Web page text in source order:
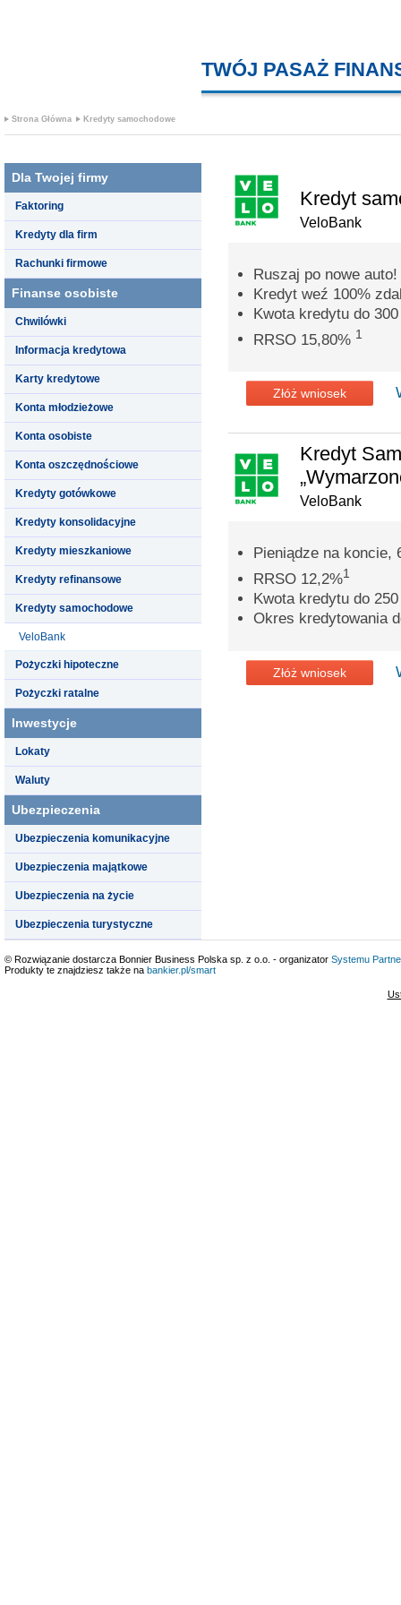
TWÓJ PASAŻ
Strona Główna Kredyty samochodowe
Dla Twojej firmy
Faktoring
Kredyty dla firm
Rachunki firmowe
Finanse osobiste
Chwilówki
Informacja kredytowa
Karty kredytowe
Konta młodzieżowe
Konta osobiste
Konta oszczędnościowe
Kredyty gotówkowe
Kredyty konsolidacyjne
Kredyty mieszkaniowe
Kredyty refinansowe
Kredyty samochodowe
VeloBank
Pożyczki hipoteczne
Pożyczki ratalne
Inwestycje
Lokaty
Waluty
Ubezpieczenia
Ubezpieczenia komunikacyjne
Ubezpieczenia majątkowe
Ubezpieczenia na życie
Ubezpieczenia turystyczne
Kredyt
VeloBank
Ruszaj po nowe auto!
Kredyt weź 100%
Kwota kredytu do 300
RRSO 15,80% 1
Złóż wniosek
Kredyt
VeloBank
Pieniądze na koncie,
RRSO 12,2%1
Kwota kredytu do 250
Okres kredytowania
Złóż wniosek
© Rozwiązanie dostarcza Bonnier Business Polska sp. z o.o. - organizator Systemu
Produkty te znajdziesz także na bankier.pl/smart